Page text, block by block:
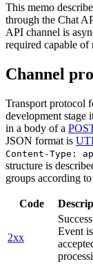
This memo
through the Chat
API channel is
required capable of
Channel
Transport protocol
development stage
in a body of a
JSON format is
Content-Type:
structure is
groups according
Code
2xx
Event is